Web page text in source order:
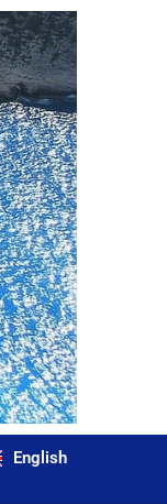
English